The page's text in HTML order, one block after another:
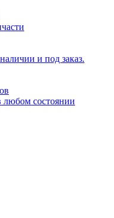
и под заказ.
состоянии